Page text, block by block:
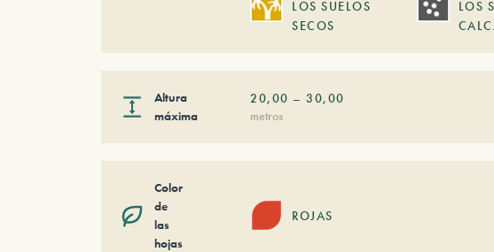
LOS SUELOS
SECOS
LOS
Altura
máxima
20,00 –30,00
metros
Color
de
las
hojas
ROJAS